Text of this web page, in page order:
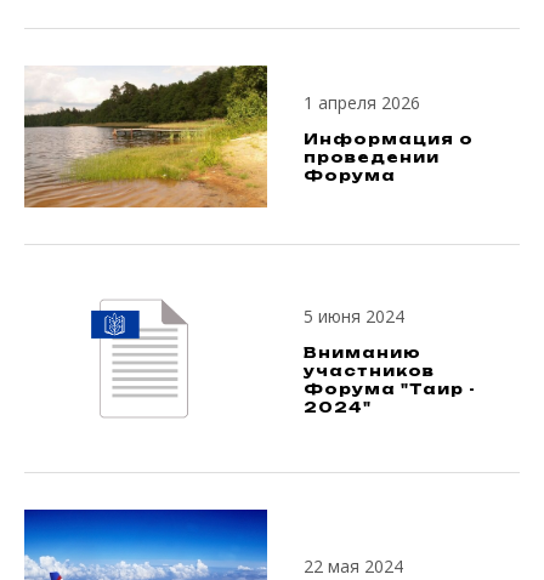
1 апреля 2026
Информация о
проведении
Форума
5 июня 2024
Вниманию
участников
Форума "Таир -
2024"
22 мая 2024